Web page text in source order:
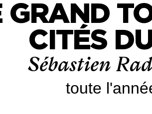
GRAND
CITÉS
Sébastien
toute